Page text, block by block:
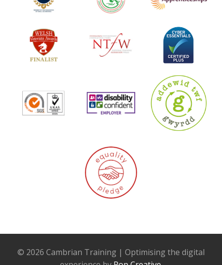
© 2026 Cambrian Training | Optimising the digital